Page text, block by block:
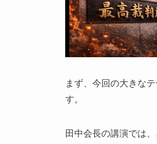
まず、今回の大きな
す。
田中会長の講演では